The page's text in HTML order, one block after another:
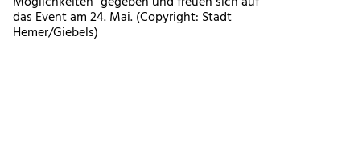
das Event am 24. Mai. (Copyright: Stadt
Hemer/Giebels)